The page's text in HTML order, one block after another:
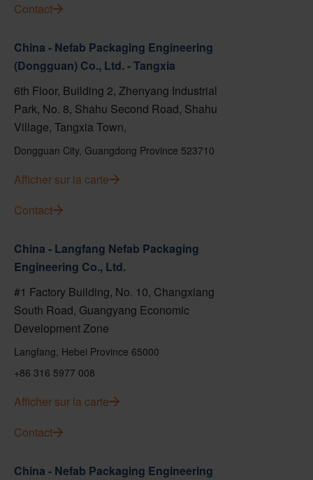
Contact
China - Nefab Packaging Engineering
(Dongguan) Co., Ltd. - Tangxia
6th Floor, Building 2, Zhenyang Industrial
Park, No. 8, Shahu Second Road, Shahu
Village, Tangxia Town,
Dongguan City, Guangdong Province 523710
Afficher sur la carte
Contact
China - Langfang Nefab Packaging
Engineering Co., Ltd.
#1 Factory Building, No. 10, Changxiang
South Road, Guangyang Economic
Development Zone
Langfang, Hebei Province 65000
+86 316 5977 008
Afficher sur la carte
Contact
China - Nefab Packaging Engineering